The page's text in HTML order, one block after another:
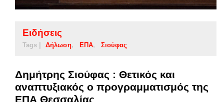
Ειδήσεις
Tags | Δήλωση ΕΠΑ Σιούφας
Δημήτρης Σιούφας : Θετικός και
αναπτυξιακός ο προγραμματισμός της
ΕΠΑ Θεσσαλίας